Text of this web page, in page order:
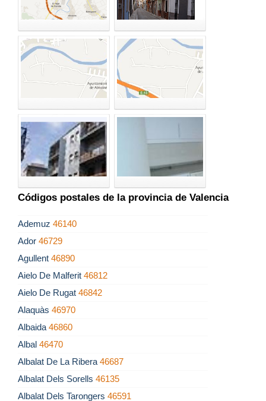
Códigos postales de la provincia de Valencia
Ademuz 46140
Ador 46729
Agullent 46890
Aielo De Malferit 46812
Aielo De Rugat 46842
Alaquàs 46970
Albaida 46860
Albal 46470
Albalat De La Ribera 46687
Albalat Dels Sorells 46135
Albalat Dels Tarongers 46591